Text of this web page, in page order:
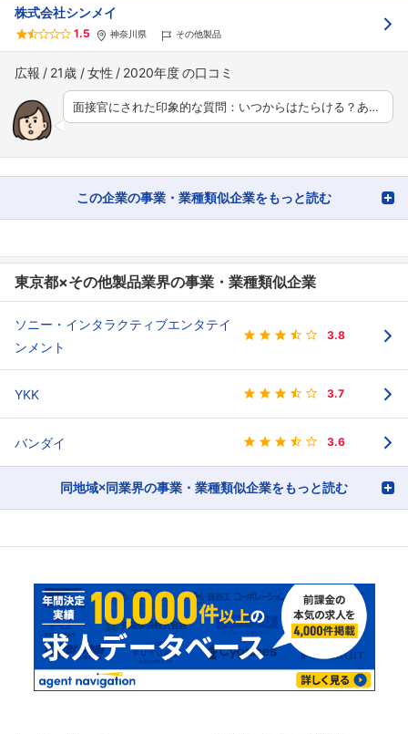
株式会社シンメイ
1.5 神奈川県 その他製品
広報 21歳 女性 2020年度
面接官にされた印象的な質問：いつからはたらける？あ…
この企業の事業・業種類似企業をもっと読む
東京都×その他製品業界の事業・業種類似企業
ソニー・インタラクティブエンタテイ
ンメント
3.8
YKK 3.7
バンダイ 3.6
同地域×同業界の事業・業種類似企業をもっと読む